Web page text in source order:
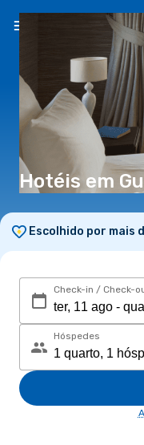
Hotéis em
Escolhido por mais
Check-in / Check-
Hóspedes